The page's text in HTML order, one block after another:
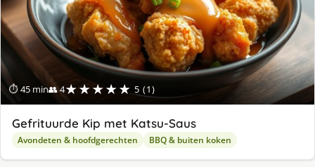
⏱ 45 min👥 4★★★★★ 5 (1)
Gefrituurde Kip met Katsu-Saus
Avondeten & hoofdgerechten BBQ & buiten koken